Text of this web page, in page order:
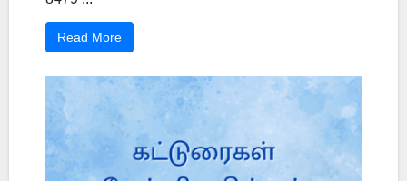
Read More